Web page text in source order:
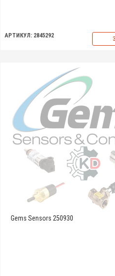
АРТИКУЛ: 2845292
Gems Sensors 250930